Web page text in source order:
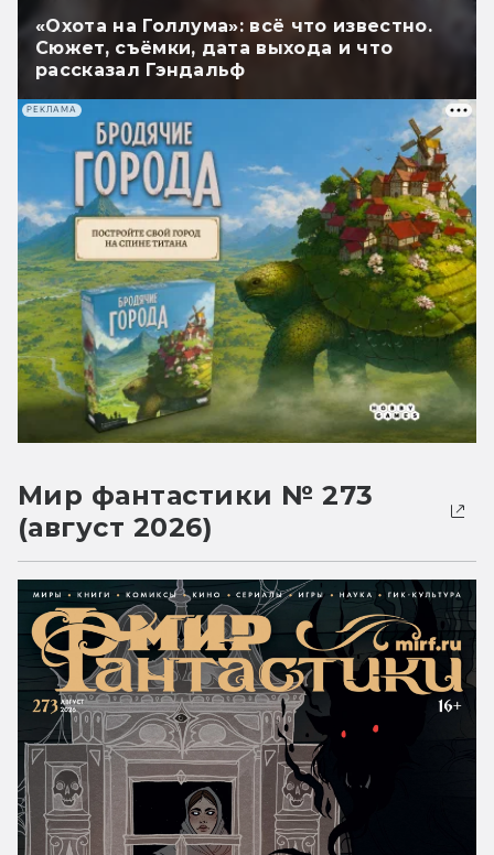
«Охота на Голлума»: всё что известно.
Сюжет, съёмки, дата выхода и что
рассказал Гэндальф
РЕКЛАМА
Мир фантастики № 273
(август 2026)